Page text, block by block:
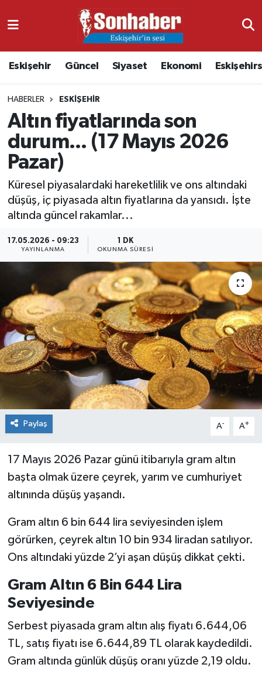
Eskişehir Güncel Siyaset Ekonomi
HABERLER ESKIŞEHIR
Altın fiyatlarında son
durum... (17 Mayıs 2026
Pazar)
Küresel piyasalardaki hareketlilik ve ons altındaki
düşüş, iç piyasada altın fiyatlarına da yansıdı. İşte
altında güncel rakamlar...
17.05.2026 - 09:23
YAYINLANMA
1 DK
OKUNMA SÜRESI
Paylaş A- A+
17 Mayıs 2026 Pazar günü itibarıyla gram altın
başta olmak üzere çeyrek, yarım ve cumhuriyet
altınında düşüş yaşandı.
Gram altın 6 bin 644 lira seviyesinden işlem
görürken, çeyrek altın 10 bin 934 liradan satılıyor.
Ons altındaki yüzde 2’yi aşan düşüş dikkat çekti.
Gram Altın 6 Bin 644 Lira
Seviyesinde
Serbest piyasada gram altın alış fiyatı 6.644,06
TL, satış fiyatı ise 6.644,89 TL olarak kaydedildi.
Gram altında günlük düşüş oranı yüzde 2,19 oldu.
Ekonomi
Kültür & Sanat
Magazin
Resmi İlanlar
Sağlık
Siyaset
Spor
Nöbetçi Eczaneler
Namaz Vakitleri
Trafik Durumu
Süper Lig Puan Durumu ve Fikstür
Tüm Manşetler
Son Dakika Haberleri
Haber Arşivi